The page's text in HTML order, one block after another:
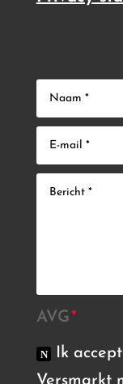
AVG
Ik
Versmarkt